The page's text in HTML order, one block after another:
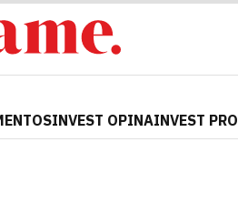
INVEST OPINAINVEST PRO